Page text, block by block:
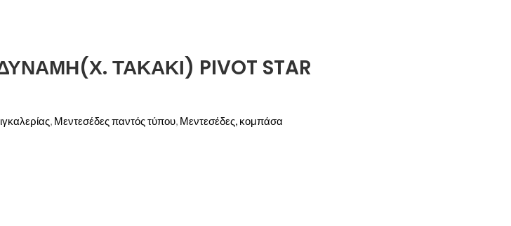
ΤΑΚΑΚΙ) PIVOT STAR
, Μεντεσέδες παντός τύπου, Μεντεσέδες, κομπάσα